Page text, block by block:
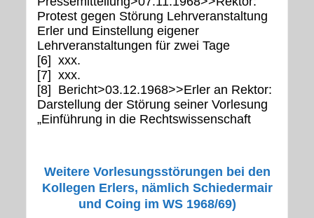
Protest gegen Störung Lehrveranstaltung
Erler und Einstellung eigener
Lehrveranstaltungen für zwei Tage
[6] xxx.
[7] xxx.
[8] Bericht>03.12.1968>>Erler an Rektor:
Darstellung der Störung seiner Vorlesung
„Einführung in die Rechtswissenschaft
Weitere Vorlesungsstörungen bei den
Kollegen Erlers, nämlich Schiedermair
und Coing im WS 1968/69)